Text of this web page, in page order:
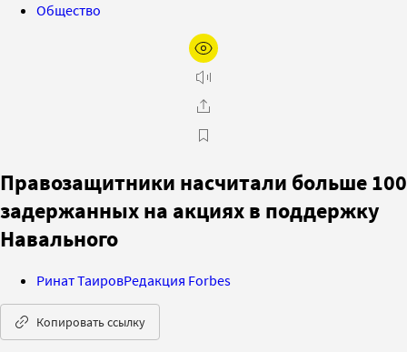
Общество
Правозащитники насчитали больше 100
задержанных на акциях в поддержку
Навального
Ринат ТаировРедакция Forbes
Копировать ссылку